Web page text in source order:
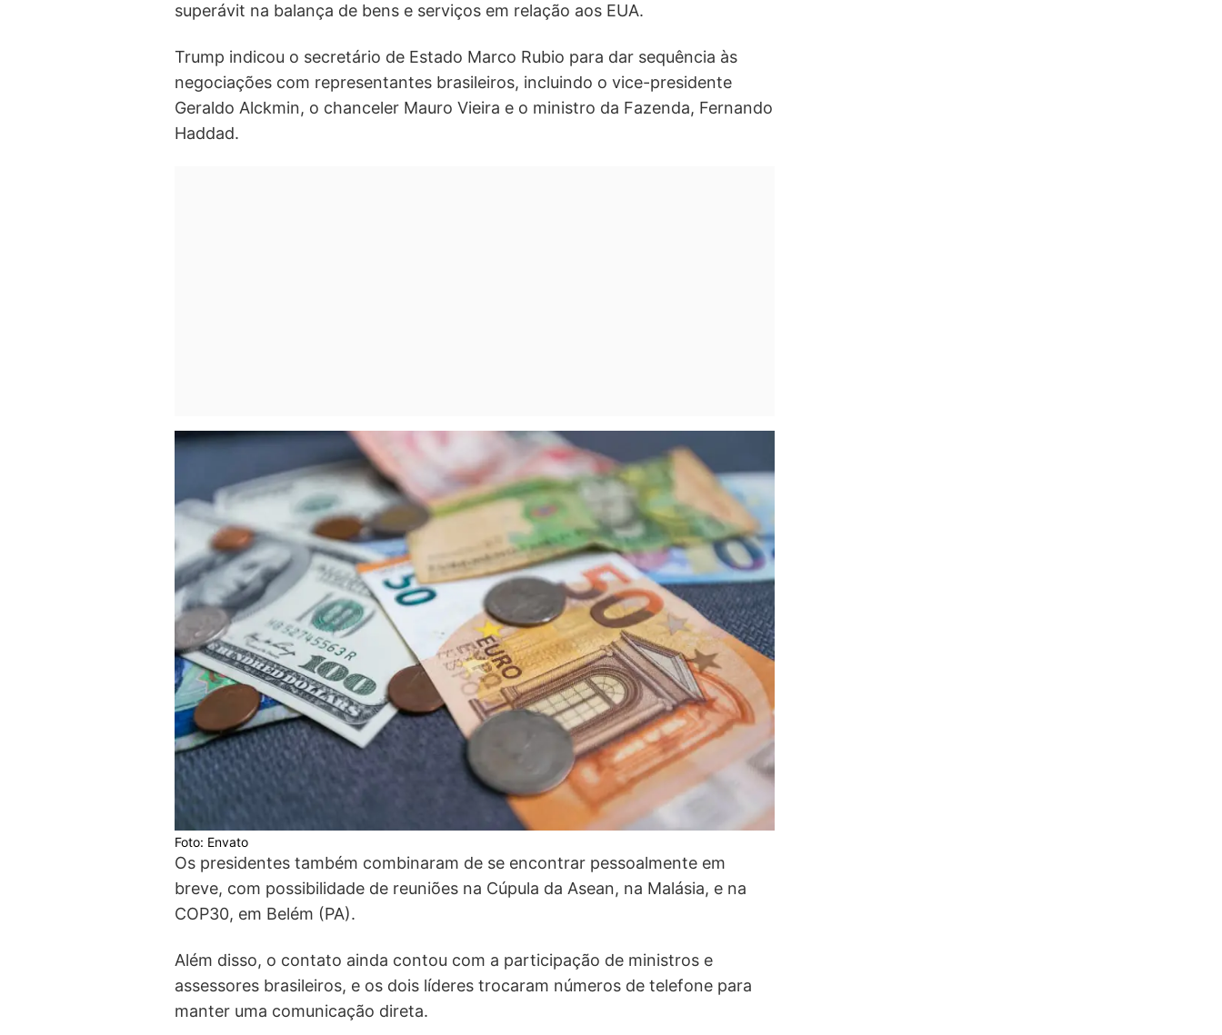
superávit na balança de bens e serviços em relação aos EUA.
Trump indicou o secretário de Estado Marco Rubio para dar sequência às
negociações com representantes brasileiros, incluindo o vice-presidente
Geraldo Alckmin, o chanceler Mauro Vieira e o ministro da Fazenda, Fernando
Haddad.
Foto: Envato
Os presidentes também combinaram de se encontrar pessoalmente em
breve, com possibilidade de reuniões na Cúpula da Asean, na Malásia, e na
COP30, em Belém (PA).
Além disso, o contato ainda contou com a participação de ministros e
assessores brasileiros, e os dois líderes trocaram números de telefone para
manter uma comunicação direta.